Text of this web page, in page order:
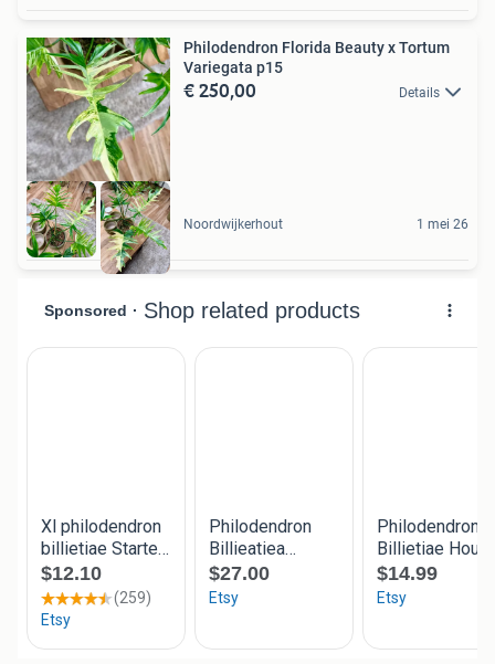
Philodendron Florida Beauty x Tortum
Variegata p15
€ 250,00 Details
Noordwijkerhout 1 mei 26